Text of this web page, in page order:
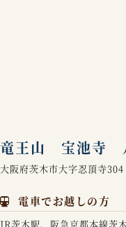
竜王山 宝池寺
大阪府茨木市大字忍頂寺304
電車でお越しの方
JR茨木駅、阪急京都本線茨